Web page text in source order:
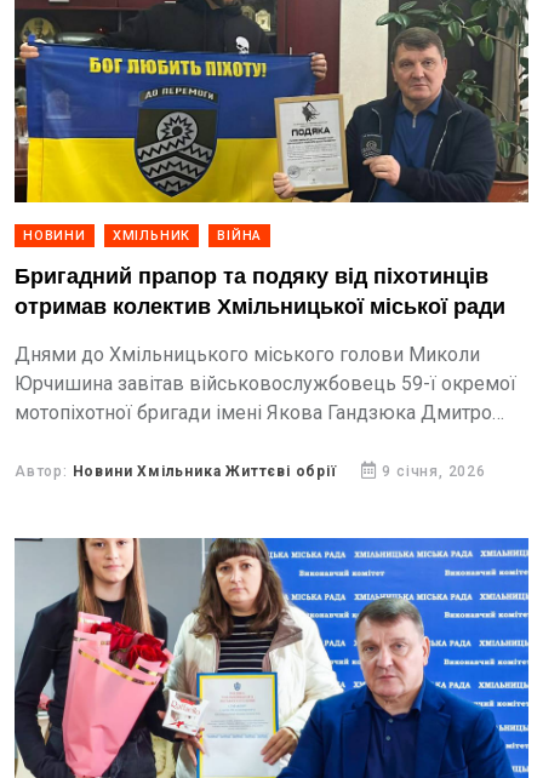
НОВИНИ ХМІЛЬНИК ВІЙНА
Бригадний прапор та подяку від піхотинців
отримав колектив Хмільницької міської ради
Днями до Хмільницького міського голови Миколи
Юрчишина завітав військовослужбовець 59-ї окремої
мотопіхотної бригади імені Якова Гандзюка Дмитро
стягом підрозділу — як знаком вдячності та поваги.
Автор: Новини Хмільника Життєві обрії 9 січня, 2026